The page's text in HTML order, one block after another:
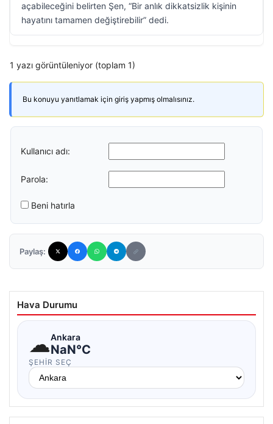
açabileceğini belirten Şen, “Bir anlık dikkatsizlik kişinin
hayatını tamamen değiştirebilir” dedi.
1 yazı görüntüleniyor (toplam 1)
Bu konuyu yanıtlamak için giriş yapmış olmalısınız.
Kullanıcı adı:
Parola:
Beni hatırla
Paylaş:
Hava Durumu
☁Ankara
NaN°C
ŞEHIR SEÇ